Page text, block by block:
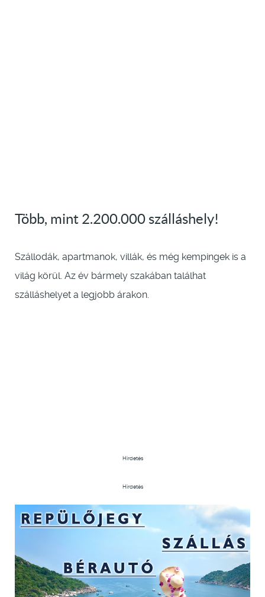
Több, mint 2.200.000 szálláshely!
Szállodák, apartmanok, villák, és még kempingek is a
világ körül. Az év bármely szakában találhat
szálláshelyet a legjobb árakon.
Hirdetés
Hirdetés